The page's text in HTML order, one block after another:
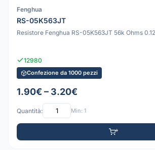
Fenghua
RS-05K563JT
Resistore Fenghua RS-05K563JT 56k Ohms
12980
Confezione da 1000 pezzi
1.90€ – 3.20€
Quantità: Min: 1